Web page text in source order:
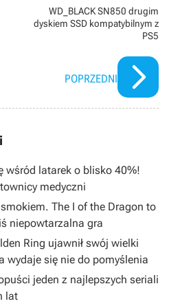
WD_BLACK SN850 drugim
dyskiem SSD kompatybilnym z
PS5
POPRZEDNI
wśród latarek o blisko 40%!
medyczni
The I of the Dragon to
niepowtarzalna gra
Ring ujawnił swój wielki
wydaje się nie do pomyślenia
jeden z najlepszych seriali
lat